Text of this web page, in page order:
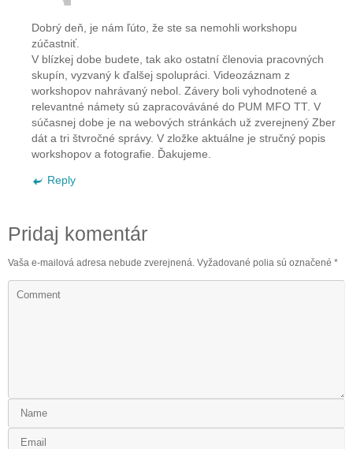
Dobrý deň, je nám ľúto, že ste sa nemohli workshopu
zúčastniť.
V blízkej dobe budete, tak ako ostatní členovia pracovných
skupín, vyzvaný k ďalšej spolupráci. Videozáznam z
workshopov nahrávaný nebol. Závery boli vyhodnotené a
relevantné námety sú zapracováváné do PUM MFO TT. V
súčasnej dobe je na webových stránkách už zverejnený Zber
dát a tri štvročné správy. V zložke aktuálne je stručný popis
workshopov a fotografie. Ďakujeme.
Reply
Pridaj komentár
Vaša e-mailová adresa nebude zverejnená. Vyžadované polia sú označené *